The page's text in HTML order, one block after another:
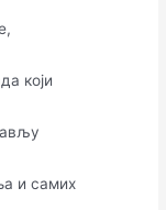
који
и самих